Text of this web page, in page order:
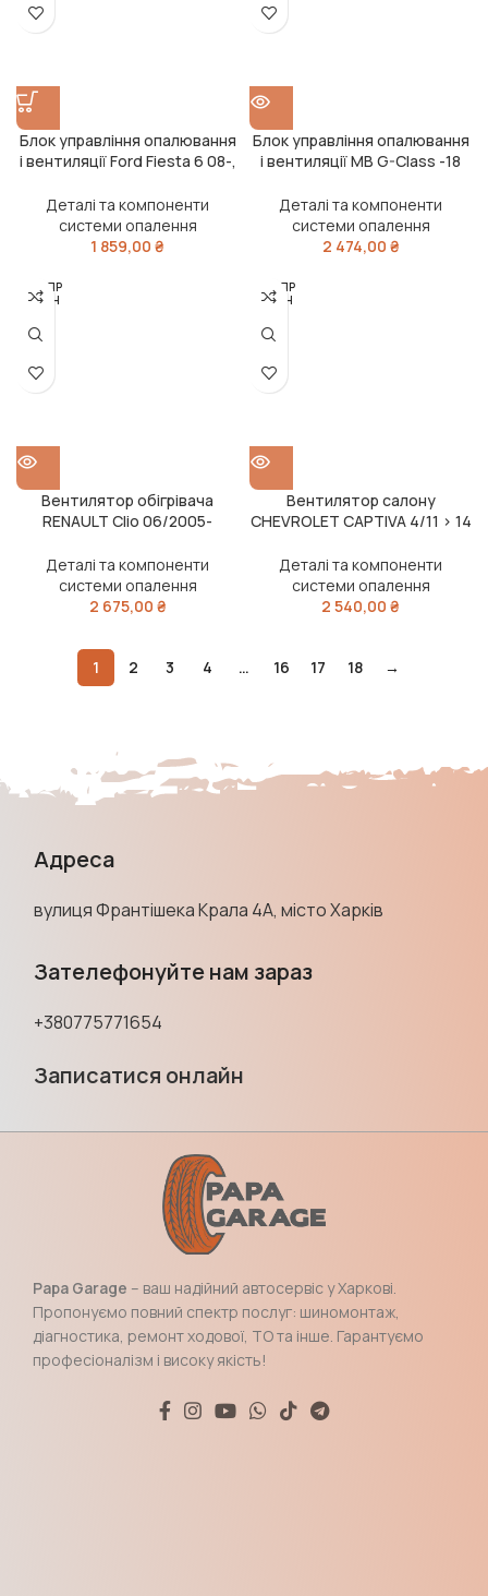
Блок управління опалювання
і вентиляції Ford Fiesta 6 08-,
Деталі та компоненти
системи опалення
1 859,00 ₴
Блок управління опалювання
і вентиляції MB G-Class -18
Деталі та компоненти
системи опалення
2 474,00 ₴
РОЗПР
ОДАН
Вентилятор обігрівача
RENAULT Clio 06/2005-
Деталі та компоненти
системи опалення
2 675,00 ₴
РОЗПР
ОДАН
Вентилятор салону
CHEVROLET CAPTIVA 4/11 > 14
Деталі та компоненти
системи опалення
2 540,00 ₴
1 2 3 4 … 16 17 18 →
Адреса
вулиця Франтішека Крала 4А, місто Харків
Зателефонуйте нам зараз
+380775771654
Записатися онлайн
Papa Garage – ваш надійний автосервіс у Харкові.
Пропонуємо повний спектр послуг: шиномонтаж,
діагностика, ремонт ходової, ТО та інше. Гарантуємо
професіоналізм і високу якість!